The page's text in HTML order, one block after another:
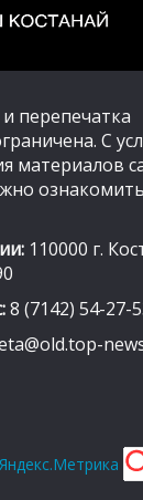
перепечатка
С
материалов
110000 г.
8 (7142) 54-27-